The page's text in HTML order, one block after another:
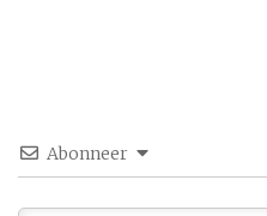
Abonneer